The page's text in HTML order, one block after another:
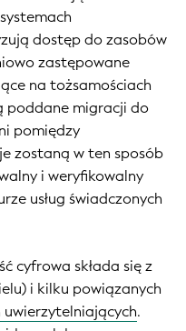
dostęp do zasobów
zastępowane
na tożsamościach
poddane migracji do
pomiędzy
zostaną w ten sposób
i weryfikowalny
usług świadczonych
cyfrowa składa się z
i kilku powiązanych
.